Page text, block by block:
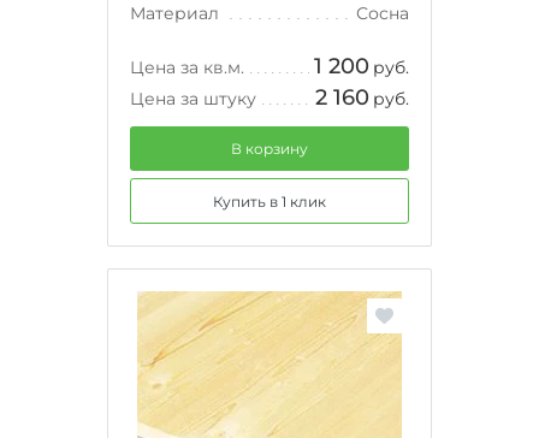
Материал
Сосна
Цена за кв.м. 1 200 руб.
Цена за штуку
2 160 руб.
В корзину
Купить в 1 клик